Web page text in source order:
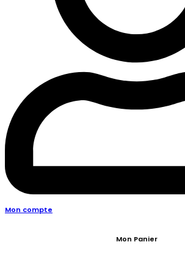
Mon compte
Mon Panier